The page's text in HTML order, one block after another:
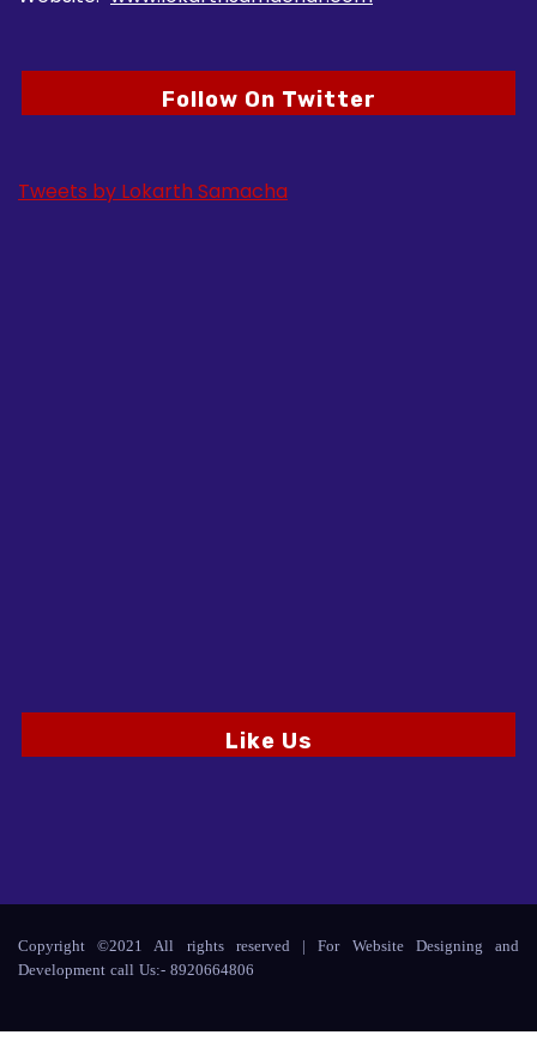
Follow On Twitter
Tweets by Lokarth Samacha
Like Us
Copyright ©2021 All rights reserved | For Website Designing and
Development call Us:- 8920664806